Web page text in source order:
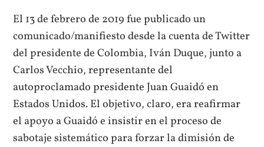
El 13 de febrero de 2019 fue publicado un
comunicado/manifiesto desde la cuenta de Twitter
del presidente de Colombia, Iván Duque, junto a
Carlos Vecchio, representante del
autoproclamado presidente Juan Guaidó en
Estados Unidos. El objetivo, claro, era reafirmar
el apoyo a Guaidó e insistir en el proceso de
sabotaje sistemático para forzar la dimisión de